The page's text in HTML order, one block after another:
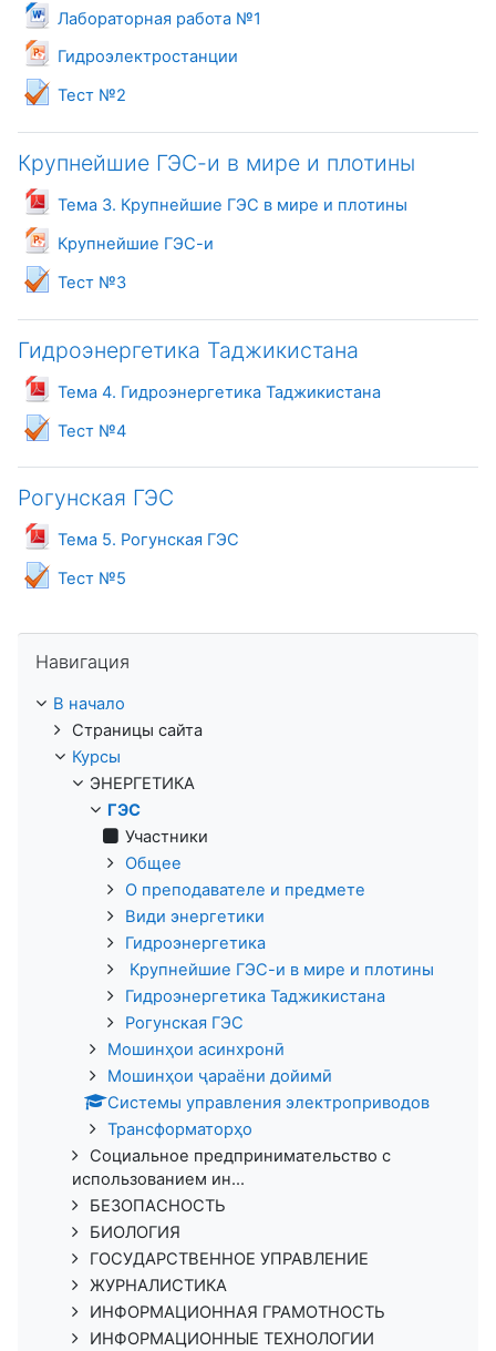
Лабораторная работа №1
Файл
Гидроэлектростанции
Файл
Тест №2
Крупнейшие ГЭС-и в мире и плотины
Тема 3. Крупнейшие ГЭС в мире и плотины
Файл
Крупнейшие ГЭС-и
Файл
Тест №3
Гидроэнергетика Таджикистана
Тема 4. Гидроэнергетика Таджикистана
Файл
Тест №4
Рогунская ГЭС
Тема 5. Рогунская ГЭС
Файл
Тест №5
Навигация
В начало
Страницы сайта
Курсы
ЭНЕРГЕТИКА
ГЭС
Участники
Общее
О преподавателе и предмете
Види энергетики
Гидроэнергетика
Крупнейшие ГЭС-и в мире и плотины
Гидроэнергетика Таджикистана
Рогунская ГЭС
Мошинҳои асинхронӣ
Мошинҳои ҷараёни дойимӣ
Системы управления электроприводов
Трансформаторҳо
Социальное предпринимательство с
использованием ин...
БЕЗОПАСНОСТЬ
БИОЛОГИЯ
ГОСУДАРСТВЕННОЕ УПРАВЛЕНИЕ
ЖУРНАЛИСТИКА
ИНФОРМАЦИОННАЯ ГРАМОТНОСТЬ
ИНФОРМАЦИОННЫЕ ТЕХНОЛОГИИ